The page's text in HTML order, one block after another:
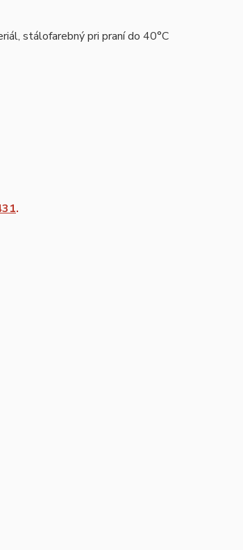
stálofarebný pri praní do 40°C
.